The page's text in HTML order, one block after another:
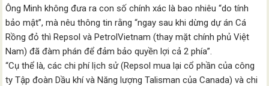
Ông Minh không đưa ra con số chính xác là bao nhiêu “do tính
bảo mật”, mà nêu thông tin rằng “ngay sau khi dừng dự án Cá
Rồng đỏ thì Repsol và PetrolVietnam (thay mặt chính phủ Việt
Nam) đã đàm phán để đảm bảo quyền lợi cả 2 phía”.
“Cụ thể là, các chi phí lịch sử (Repsol mua lại cổ phần của công
ty Tập đoàn Dầu khí và Năng lượng Talisman của Canada) và chi